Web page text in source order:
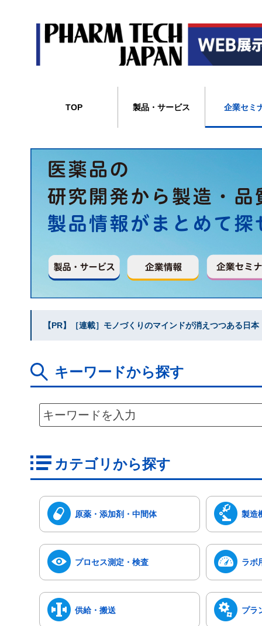
TOP 製品・サービス 企業セミ
【PR】［連載］モノづくりのマインドが消えつつある日
キーワードから探す
カテゴリから探す
原薬・添加剤・中間体 製造
プロセス測定・検査 ラボ
供給・搬送 プラ